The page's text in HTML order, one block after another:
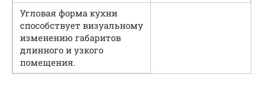
Угловая форма кухни
способствует визуальному
изменению габаритов
длинного и узкого
помещения.